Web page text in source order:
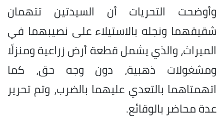
وأوضحت التحريات أن السيدتين تتهمان
شقيقهما ونجله بالاستيلاء على نصيبهما في
الميراث، والذي يشمل قطعة أرض زراعية ومنزلًا
ومشغولات ذهبية، دون وجه حق، كما
اتهمتاهما بالتعدي عليهما بالضرب، وتم تحرير
عدة محاضر بالوقائع.